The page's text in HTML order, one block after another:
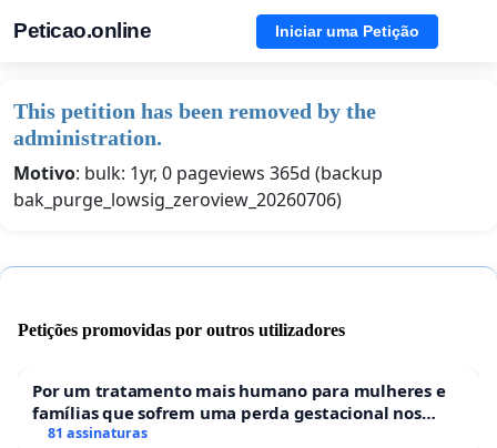
Peticao.online Iniciar uma Petição
This petition has been removed by the
administration.
Motivo: bulk: 1yr, 0 pageviews 365d (backup
bak_purge_lowsig_zeroview_20260706)
Petições promovidas por outros utilizadores
Por um tratamento mais humano para mulheres e
famílias que sofrem uma perda gestacional nos
hospitais portugueses
81 assinaturas